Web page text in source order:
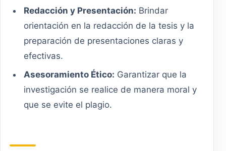
Redacción y Presentación: Brindar
orientación en la redacción de la tesis y la
preparación de presentaciones claras y
efectivas.
Asesoramiento Ético: Garantizar que la
investigación se realice de manera moral y
que se evite el plagio.